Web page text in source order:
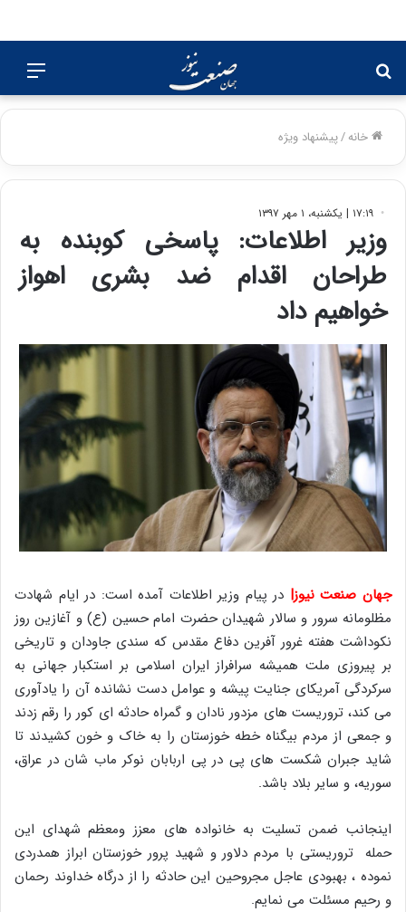
برای
خانه/پیشنهاد ویژه
۱۷:۱۹ | یکشنبه، ۱ مهر ۱۳۹۷
وزیر اطلاعات: پاسخی کوبنده به
طراحان اقدام ضد بشری اهواز
خواهیم داد
جهان صنعت نیوز| در پیام وزیر اطلاعات آمده است: در ایام شهادت
مظلومانه سرور و سالار شهیدان حضرت امام حسین (ع) و آغازین روز
نکوداشت هفته غرور آفرین دفاع مقدس که سندی جاودان و تاریخی
بر پیروزی ملت همیشه سرافراز ایران اسلامی بر استکبار جهانی به
سرکردگی آمریکای جنایت پیشه و عوامل دست نشانده آن را یادآوری
می کند، تروریست های مزدور نادان و گمراه حادثه ای کور را رقم زدند
و جمعی از مردم بیگناه خطه خوزستان را به خاک و خون کشیدند تا
شاید جبران شکست های پی در پی اربابان نوکر ماب شان در عراق،
سوریه، و سایر بلاد باشد.
اینجانب ضمن تسلیت به خانواده های معزز ومعظم شهدای این
حمله تروریستی با مردم دلاور و شهید پرور خوزستان ابراز همدردی
نموده ، بهبودی عاجل مجروحین این حادثه را از درگاه خداوند رحمان
و رحیم مسئلت می نمایم.